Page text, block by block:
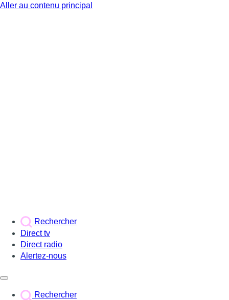
Aller au contenu principal
Rechercher
Direct tv
Direct radio
Alertez-nous
Rechercher